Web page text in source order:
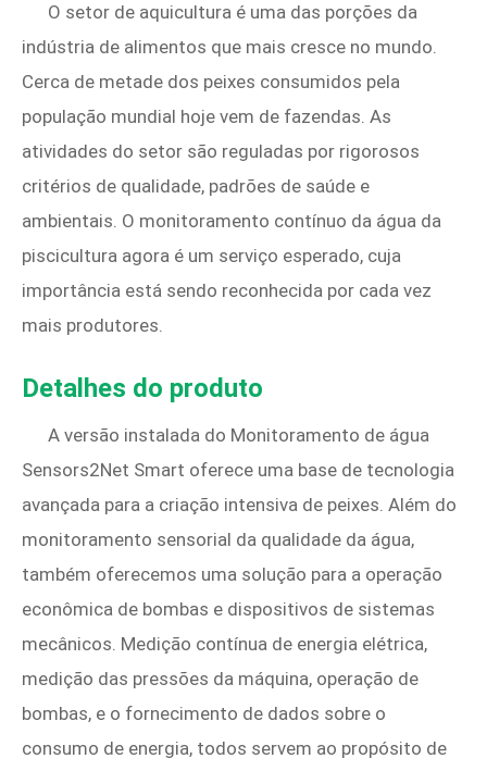
O setor de aquicultura é uma das porções da
indústria de alimentos que mais cresce no mundo.
Cerca de metade dos peixes consumidos pela
população mundial hoje vem de fazendas. As
atividades do setor são reguladas por rigorosos
critérios de qualidade, padrões de saúde e
ambientais. O monitoramento contínuo da água da
piscicultura agora é um serviço esperado, cuja
importância está sendo reconhecida por cada vez
mais produtores.
Detalhes do produto
A versão instalada do Monitoramento de água
Sensors2Net Smart oferece uma base de tecnologia
avançada para a criação intensiva de peixes. Além do
monitoramento sensorial da qualidade da água,
também oferecemos uma solução para a operação
econômica de bombas e dispositivos de sistemas
mecânicos. Medição contínua de energia elétrica,
medição das pressões da máquina, operação de
bombas, e o fornecimento de dados sobre o
consumo de energia, todos servem ao propósito de